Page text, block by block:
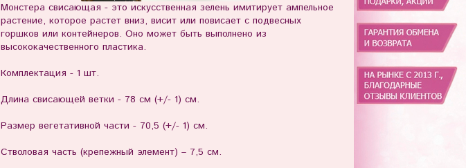
Монстера свисающая - это искусственная зелень имитирует ампельное
растение, которое растет вниз, висит или повисает с подвесных
горшков или контейнеров. Оно может быть выполнено из
высококачественного пластика.
Комплектация - 1 шт.
Длина свисающей ветки - 78 см (+/- 1) см.
Размер вегетативной части - 70,5 (+/- 1) см.
Стволовая часть (крепежный элемент) – 7,5 см.